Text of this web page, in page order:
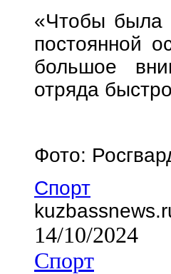
«Чтобы была
постоянной
большое
отряда
Фото:
Спорт
14/10/2024
Спорт